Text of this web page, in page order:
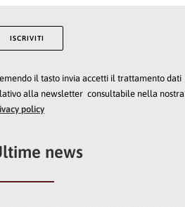
il tasto invia accetti il trattamento dati
alla newsletter consultabile nella nostra
policy
news